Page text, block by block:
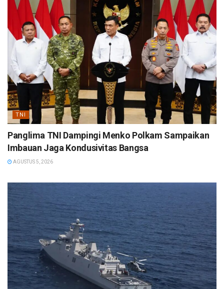
TNI
Panglima TNI Dampingi Menko Polkam Sampaikan
Imbauan Jaga Kondusivitas Bangsa
AGUSTUS 5, 2026